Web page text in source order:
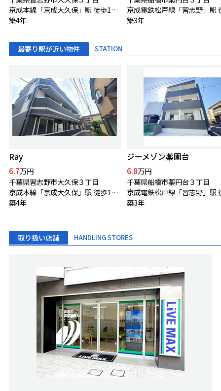
京成本線「京成大久保」駅 徒歩10分
築4年
築3年
最寄り駅が近い物件 STATION
Ray
6.7万円
千葉県習志野市大久保３丁目
京成本線「京成大久保」駅 徒歩10分
築4年
ジーメゾン薬園台
6.8万円
千葉県船橋市薬円台３丁目
築3年
取り扱い店舗 HANDLING STORES